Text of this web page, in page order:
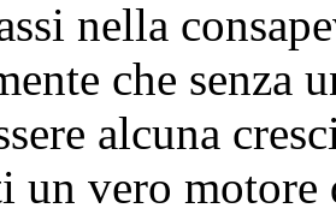
nella
che senza
alcuna
un vero